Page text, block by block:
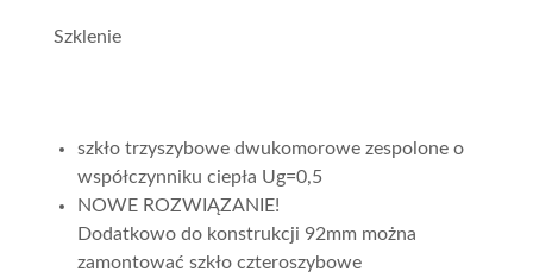
Szklenie
szkło trzyszybowe dwukomorowe zespolone o
współczynniku ciepła Ug=0,5
NOWE ROZWIĄZANIE!
Dodatkowo do konstrukcji 92mm można
zamontować szkło czteroszybowe